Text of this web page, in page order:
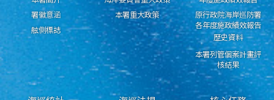
署徽意涵
舷側標誌
本署重大政策
原行政院海岸巡防署
各年度施政績效報告
歷史資料
本署列管個案計畫評
核結果